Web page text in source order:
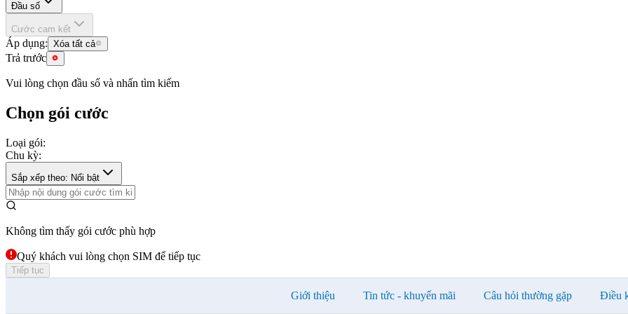
Đầu số
Cước cam kết
Áp dụng: Xóa tất cả
Trả trước
Vui lòng chọn đầu số và nhấn tìm kiếm
Chọn gói cước
Loại gói:
Chu kỳ:
Sắp xếp theo: Nổi bật
Không tìm thấy gói cước phù hợp
Quý khách vui lòng chọn SIM để tiếp tục
Tiếp tục
Giới thiệu Tin tức - khuyến mãi Câu hỏi thường gặp Điều